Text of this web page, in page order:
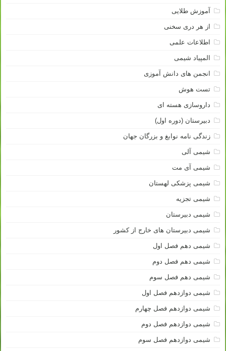
آموزش طلایی
از هر دری سخنی
اطلاعات علمی
المپیاد شیمی
انجمن های دانش آموزی
تست هوش
داروسازی هسته ای
دبیرستان (دوره اول)
زندگی نامه نوابغ و بزرگان جهان
شیمی آلی
شیمی آی مت
شیمی پزشکی لهستان
شیمی تجزیه
شیمی دبیرستان
شیمی دبیرستان های خارج از کشور
شیمی دهم فصل اول
شیمی دهم فصل دوم
شیمی دهم فصل سوم
شیمی دوازدهم فصل اول
شیمی دوازدهم فصل چهارم
شیمی دوازدهم فصل دوم
شیمی دوازدهم فصل سوم